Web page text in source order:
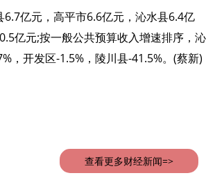
亿元，高平市6.6亿元，沁水县6.4亿
亿元;按一般公共预算收入增速排序，沁
，开发区-1.5%，陵川县-41.5%。(蔡新)
查看更多财经新闻=>